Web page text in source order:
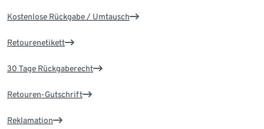
Kostenlose Rückgabe / Umtausch
Retourenetikett
30 Tage Rückgaberecht
Retouren-Gutschrift
Reklamation